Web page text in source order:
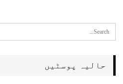
حالیہ پوسٹیں